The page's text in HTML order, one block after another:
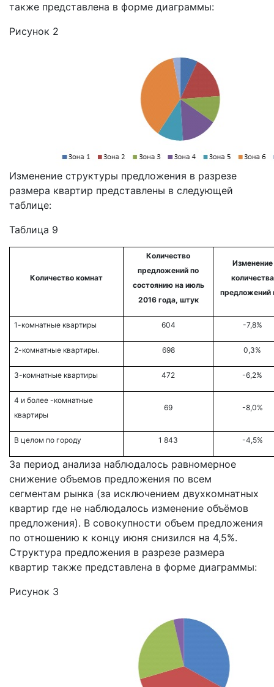
также представлена в форме диаграммы:
Рисунок 2
Изменение структуры предложения в разрезе
размера квартир представлены в следующей
таблице:
Таблица 9
Количество комнат
Количество
предложений по
состоянию на июль
2016 года, штук
Изменение
количества
предложений
1-комнатные квартиры 604 -7,8%
2-комнатные квартиры. 698 0,3%
3-комнатные квартиры 472 -6,2%
4 и более -комнатные
квартиры
69 -8,0%
В целом по городу 1 843 -4,5%
За период анализа наблюдалось равномерное
снижение объемов предложения по всем
сегментам рынка (за исключением двухкомнатных
квартир где не наблюдалось изменение объёмов
предложения). В совокупности объем предложения
по отношению к концу июня снизился на 4,5%.
Структура предложения в разрезе размера
квартир также представлена в форме диаграммы:
Рисунок 3